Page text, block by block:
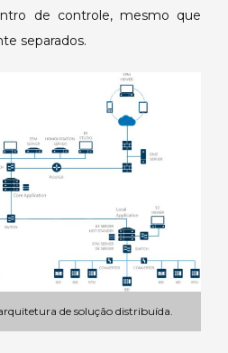
de controle, mesmo que
separados.
de solução distribuída.